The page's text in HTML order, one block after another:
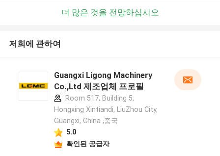
더 많은 것을 전망하십시오
저희에 관하여
Guangxi Ligong Machinery
Co.,Ltd 제조업체 프로필
Room 517, Building 5,
Hongxing Xintiandi, LiuZhou City,
Guangxi, China ,중국
5.0
확인된 공급자